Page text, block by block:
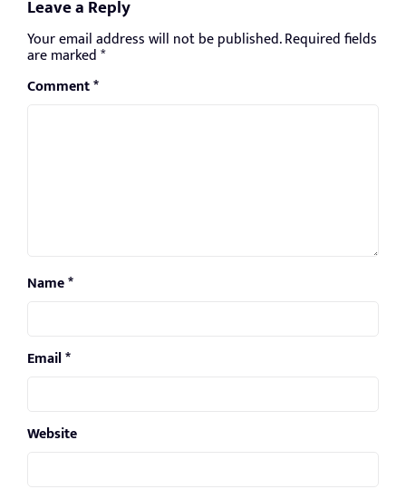
Leave a Reply
Your email address will not be published.Required fields
are marked*
Comment*
Name*
Email*
Website